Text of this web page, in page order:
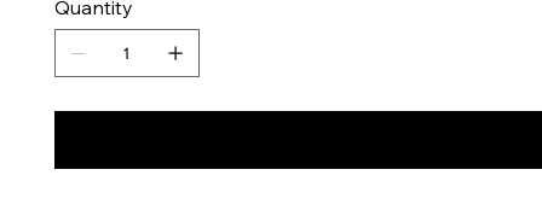
Quantity